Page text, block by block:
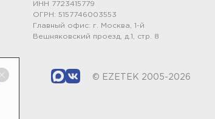
ИНН 7723415779
ОГРН: 5157746003553
Главный офис: г. Москва, 1-й
Вешняковский проезд, д.1, стр. 8
© EZETEK 2005-2026